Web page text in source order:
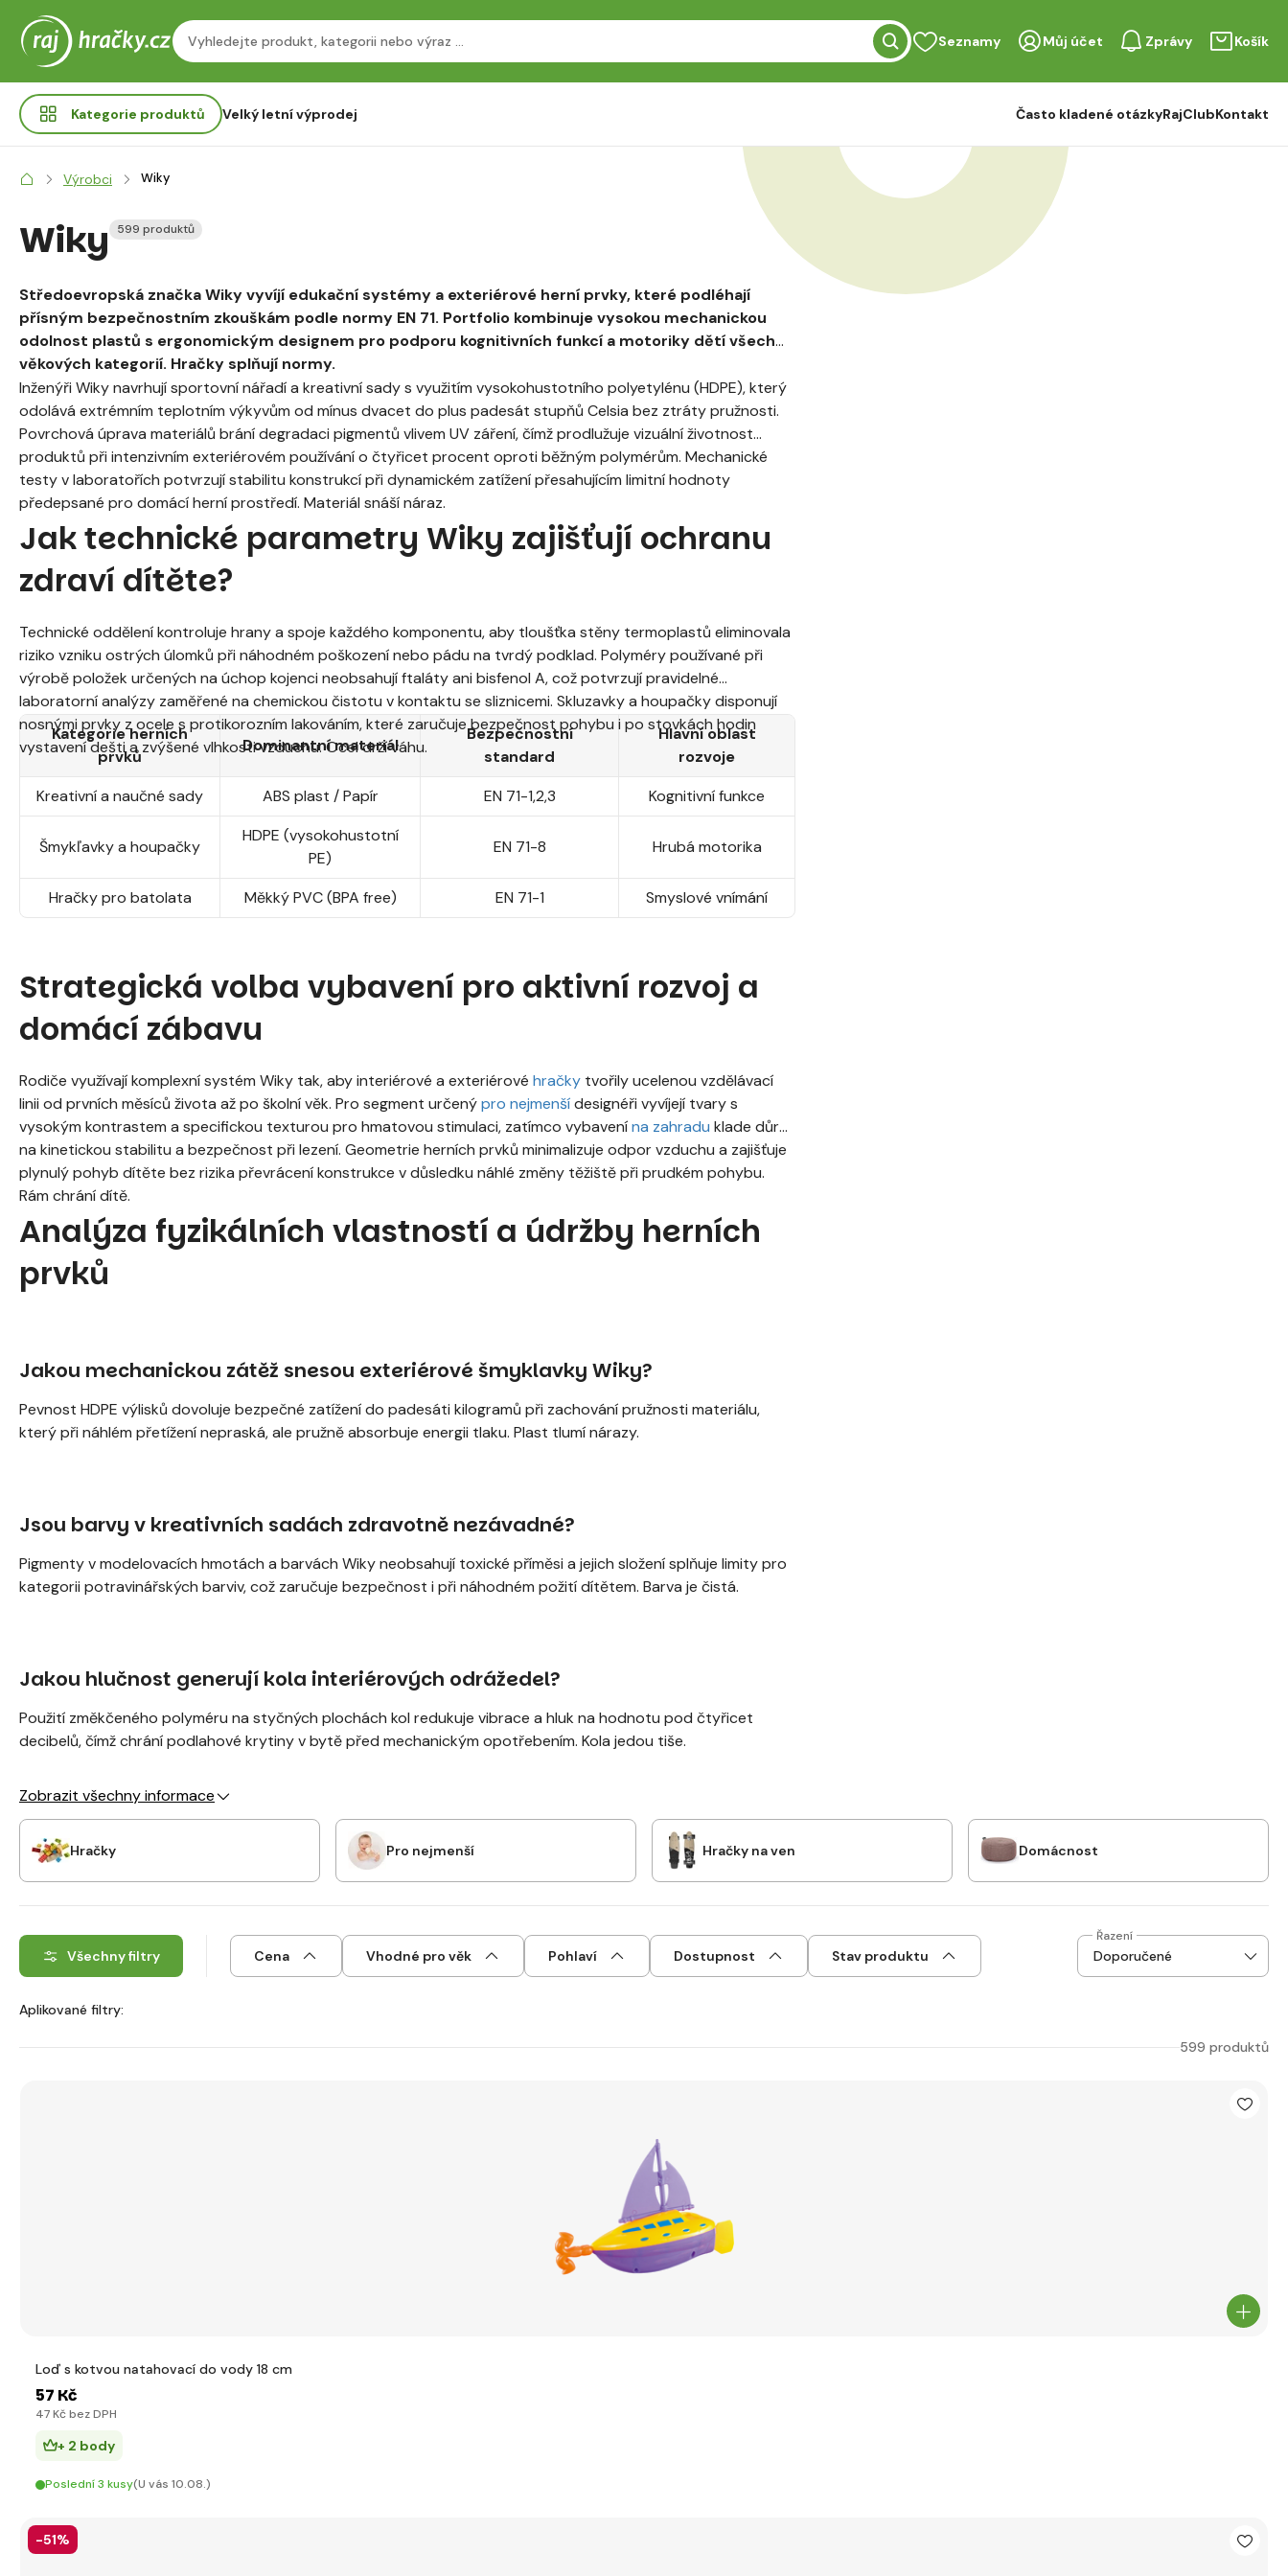
Seznamy Můj účet Zprávy Košík
Kategorie produktů Velký letní výprodej Často kladené otázkyRajClubKontakt
Výrobci Wiky
Wiky 599 produktů
Středoevropská značka Wiky vyvíjí edukační systémy a exteriérové herní prvky, které podléhají
přísným bezpečnostním zkouškám podle normy EN 71. Portfolio kombinuje vysokou mechanickou
odolnost plastů s ergonomickým designem pro podporu kognitivních funkcí a motoriky dětí všech
věkových kategorií. Hračky splňují normy.
Inženýři Wiky navrhují sportovní nářadí a kreativní sady s využitím vysokohustotního polyetylénu (HDPE), který
odolává extrémním teplotním výkyvům od mínus dvacet do plus padesát stupňů Celsia bez ztráty pružnosti.
Povrchová úprava materiálů brání degradaci pigmentů vlivem UV záření, čímž prodlužuje vizuální životnost
produktů při intenzivním exteriérovém používání o čtyřicet procent oproti běžným polymérům. Mechanické
testy v laboratořích potvrzují stabilitu konstrukcí při dynamickém zatížení přesahujícím limitní hodnoty
předepsané pro domácí herní prostředí. Materiál snáší náraz.
Jak technické parametry Wiky zajišťují ochranu
zdraví dítěte?
Technické oddělení kontroluje hrany a spoje každého komponentu, aby tloušťka stěny termoplastů eliminovala
riziko vzniku ostrých úlomků při náhodném poškození nebo pádu na tvrdý podklad. Polyméry používané při
výrobě položek určených na úchop kojenci neobsahují ftaláty ani bisfenol A, což potvrzují pravidelné
laboratorní analýzy zaměřené na chemickou čistotu v kontaktu se sliznicemi. Skluzavky a houpačky disponují
nosnými prvky z ocele s protikorozním lakováním, které zaručuje bezpečnost pohybu i po stovkách hodin
vystavení dešti a zvýšené vlhkosti vzduchu. Ocel drží váhu.
Kategorie herních
prvků
Dominantní materiál
Bezpečnostní
standard
Hlavní oblast
rozvoje
Kreativní a naučné sady
ABS plast / Papír EN 71-1,2,3 Kognitivní funkce
Šmykľavky a houpačky
HDPE (vysokohustotní
PE)
EN 71-8 Hrubá motorika
Hračky pro batolata Měkký PVC (BPA free) EN 71-1 Smyslové vnímání
Strategická volba vybavení pro aktivní rozvoj a
domácí zábavu
Rodiče využívají komplexní systém Wiky tak, aby interiérové a exteriérové hračky tvořily ucelenou vzdělávací
linii od prvních měsíců života až po školní věk. Pro segment určenýpro nejmenšídesignéři vyvíjejí tvary s
vysokým kontrastem a specifickou texturou pro hmatovou stimulaci, zatímco vybavenína zahradu klade důraz
na kinetickou stabilitu a bezpečnost při lezení. Geometrie herních prvků minimalizuje odpor vzduchu a zajišťuje
plynulý pohyb dítěte bez rizika převrácení konstrukce v důsledku náhlé změny těžiště při prudkém pohybu.
Rám chrání dítě.
Analýza fyzikálních vlastností a údržby herních
prvků
Jakou mechanickou zátěž snesou exteriérové šmyklavky Wiky?
Pevnost HDPE výlisků dovoluje bezpečné zatížení do padesáti kilogramů při zachování pružnosti materiálu,
který při náhlém přetížení nepraská, ale pružně absorbuje energii tlaku. Plast tlumí nárazy.
Jsou barvy v kreativních sadách zdravotně nezávadné?
Pigmenty v modelovacích hmotách a barvách Wiky neobsahují toxické příměsi a jejich složení splňuje limity pro
kategorii potravinářských barviv, což zaručuje bezpečnost i při náhodném požití dítětem. Barva je čistá.
Jakou hlučnost generují kola interiérových odrážedel?
Použití změkčeného polyméru na styčných plochách kol redukuje vibrace a hluk na hodnotu pod čtyřicet
decibelů, čímž chrání podlahové krytiny v bytě před mechanickým opotřebením. Kola jedou tiše.
Zobrazit všechny informace
Hračky Pro nejmenší Hračky na ven Domácnost
Všechny filtry Cena Vhodné pro věk Pohlaví Dostupnost Stav produktu
Řazení
Aplikované filtry:
599 produktů
Loď s kotvou natahovací do vody 18 cm
57 Kč
47 Kč bez DPH
+ 2 body
Poslední 3 kusy(U vás 10.08.)
-51%